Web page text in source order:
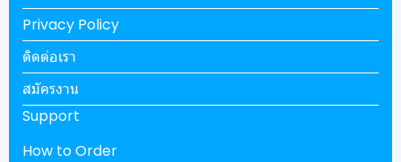
Privacy Policy
ติดต่อเรา
สมัครงาน
Support
How to Order